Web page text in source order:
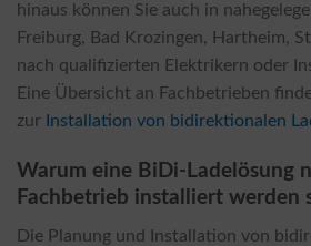
hinaus können Sie auch in
Freiburg, Bad Krozingen, Hartheim,
nach qualifizierten Elektrikern oder
Eine Übersicht an Fachbetrieben
zur Installation von bidirektionalen
Warum eine BiDi-Ladelösung
Fachbetrieb installiert werden
Die Planung und Installation von